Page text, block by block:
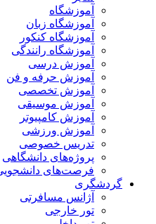
آموزشگاه
آموزشگاه زبان
آموزشگاه کنکور
آموزشگاه رانندگی
آموزش درسی
آموزش حرفه و فن
آموزش تخصصی
آموزش موسیقی
آموزش کامپیوتر
آموزش ورزشی
تدریس خصوصی
پروژه‌های دانشگاهی
فرصت‌های دانشجویی
گردشگری
آژانس مسافرتی
تور خارجی